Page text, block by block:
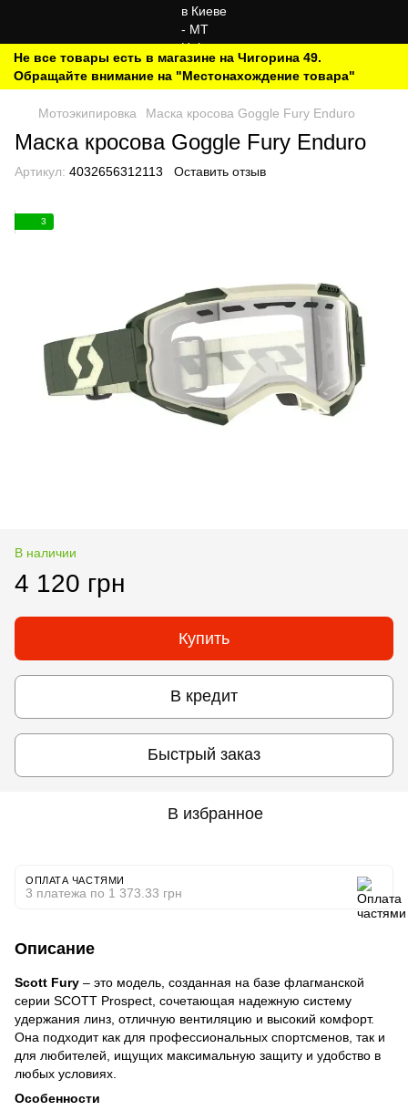
Не все товары есть в магазине на Чигорина 49.
Обращайте внимание на "Местонахождение товара"
Мотоэкипировка Маска кросова Goggle Fury Enduro
Маска кросова Goggle Fury Enduro
Артикул: 4032656312113 Оставить отзыв
3
В наличии
4 120 грн
Купить
В кредит
Быстрый заказ
В избранное
ОПЛАТА ЧАСТЯМИ
3 платежа по 1 373.33 грн
Описание
Scott Fury – это модель, созданная на базе флагманской
серии SCOTT Prospect, сочетающая надежную систему
удержания линз, отличную вентиляцию и высокий комфорт.
Она подходит как для профессиональных спортсменов, так и
для любителей, ищущих максимальную защиту и удобство в
любых условиях.
Особенности